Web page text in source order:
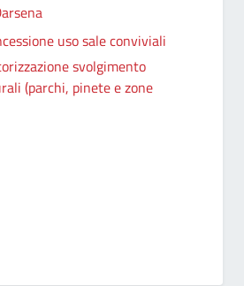
uso sale conviviali
svolgimento
(parchi, pinete e zone